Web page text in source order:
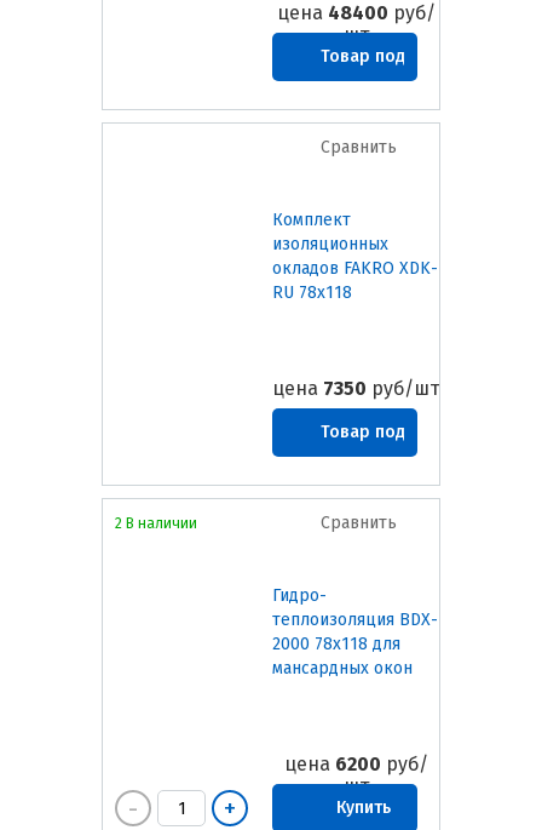
цена 48400 руб/
шт
Товар под
заказ
Сравнить
Комплект
изоляционных
окладов FAKRO XDK-
RU 78х118
цена 7350 руб/шт
Товар под
заказ
Сравнить
Гидро-
теплоизоляция BDX-
2000 78х118 для
мансардных окон
цена 6200 руб/
шт
Купить
2 В наличии